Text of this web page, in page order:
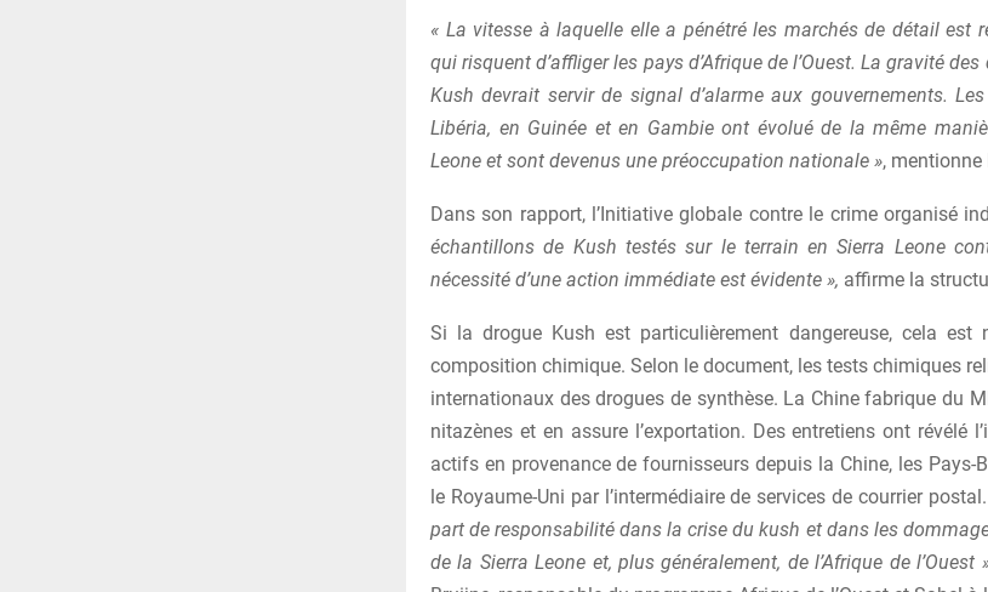
« La vitesse à laquelle elle a pénétré les marchés de détail est
qui risquent d’affliger les pays d’Afrique de l’Ouest. La gravité
Kush devrait servir de signal d’alarme aux gouvernements.
Libéria, en Guinée et en Gambie ont évolué de la même
Leone et sont devenus une préoccupation nationale »,
Dans son rapport, l’Initiative globale contre le crime organisé
échantillons de Kush testés sur le terrain en Sierra Leone
nécessité d’une action immédiate est évidente », affirme la
Si la drogue Kush est particulièrement dangereuse, cela est
composition chimique. Selon le document, les tests chimiques
internationaux des drogues de synthèse. La Chine fabrique du
nitazènes et en assure l’exportation. Des entretiens ont révélé
actifs en provenance de fournisseurs depuis la Chine, les Pays-
le Royaume-Uni par l’intermédiaire de services de courrier postal.
part de responsabilité dans la crise du kush et dans les
de la Sierra Leone et, plus généralement, de l’Afrique de l’Ouest